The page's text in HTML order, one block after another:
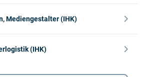
Mediengestalter (IHK)
(IHK)